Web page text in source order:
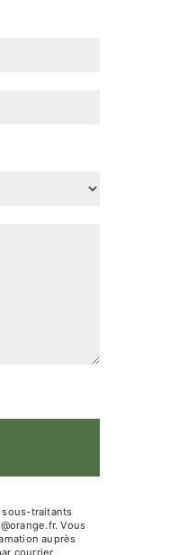
traitants
Vous
auprès